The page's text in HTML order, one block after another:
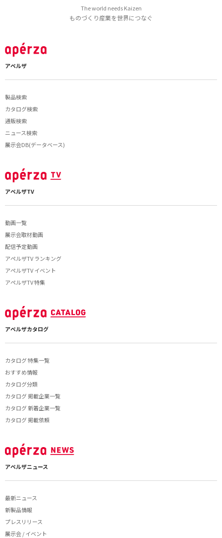
The world needs Kaizen
ものづくり産業を世界につなぐ
アペルザ
製品検索
カタログ検索
通販検索
ニュース検索
展示会DB(データベース)
アペルザTV
動画一覧
展示会取材動画
配信予定動画
アペルザTV ランキング
アペルザTV イベント
アペルザTV 特集
アペルザカタログ
カタログ 特集一覧
おすすめ情報
カタログ分類
カタログ 掲載企業一覧
カタログ 新着企業一覧
カタログ 掲載依頼
アペルザニュース
最新ニュース
新製品情報
プレスリリース
展示会 / イベント